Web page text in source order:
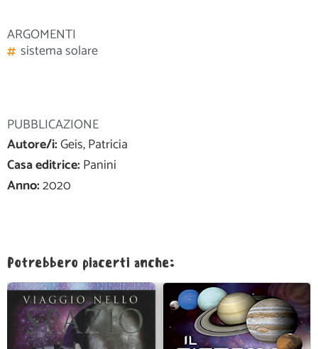
PUBBLICAZIONE
Autore/i:Geis, Patricia
Casa editrice:Panini
Anno:2020
ARGOMENTI
sistema solare
Potrebbero piacerti anche: